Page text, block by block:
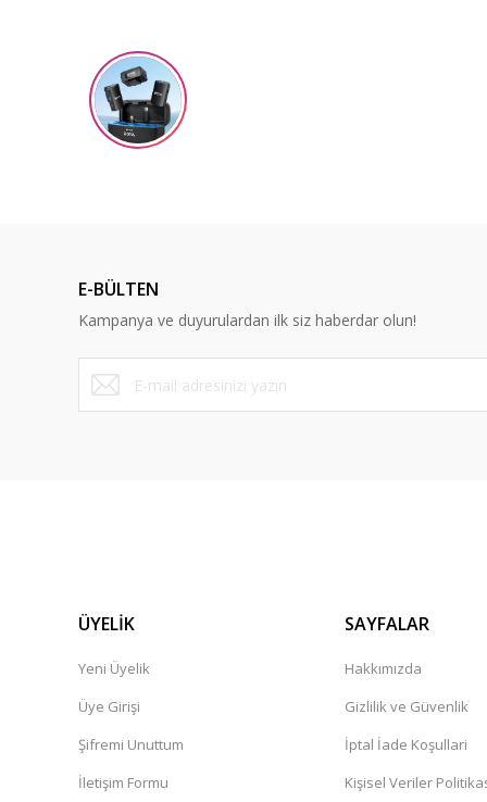
Ürün resmi kalitesiz, bozuk veya görüntülenemiyor.
Ürün açıklamasında eksik bilgiler bulunuyor.
E-BÜLTEN
Kampanya ve duyurulardan ilk siz haberdar olun!
ÜYELİK
Yeni Üyelik
Üye Girişi
Şifremi Unuttum
İletişim Formu
SAYFALAR
Hakkımızda
Gizlilik ve Güvenlik
İptal İade Koşullari
Kişisel Veriler